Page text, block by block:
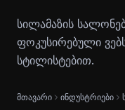
სილამაზის
ფოკუსირებული
სტილისტებით.
მთავარი ინდუსტრიები